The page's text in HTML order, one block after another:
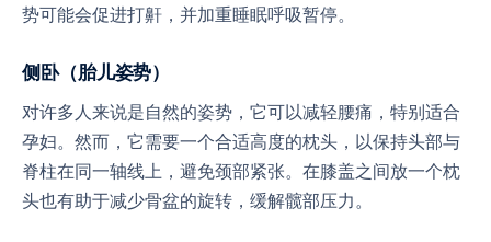
势可能会促进打鼾，并加重睡眠呼吸暂停。
侧卧（胎儿姿势）
对许多人来说是自然的姿势，它可以减轻腰痛，特别适合
孕妇。然而，它需要一个合适高度的枕头，以保持头部与
脊柱在同一轴线上，避免颈部紧张。在膝盖之间放一个枕
头也有助于减少骨盆的旋转，缓解髋部压力。